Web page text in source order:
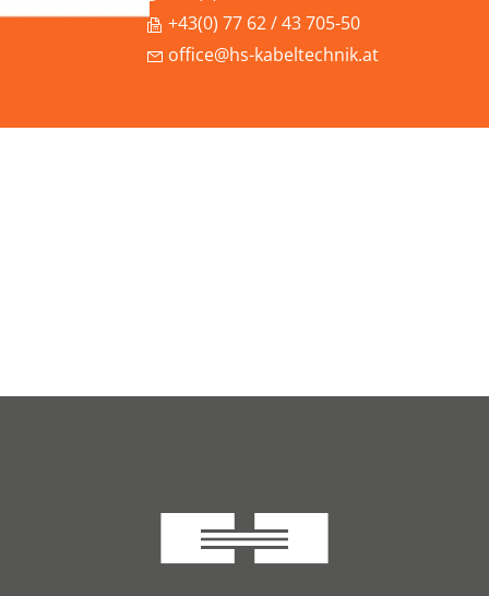
+43(0) 77 62 / 43 705-50
office@hs-kabeltechnik.at